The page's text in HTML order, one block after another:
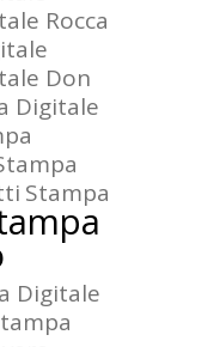
Rocca
Don
Digitale
Stampa
Digitale